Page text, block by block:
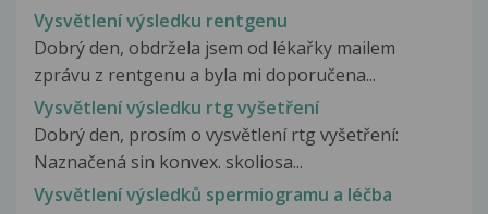
Vysvětlení výsledku rentgenu
Dobrý den, obdržela jsem od lékařky mailem
zprávu z rentgenu a byla mi doporučena...
Vysvětlení výsledku rtg vyšetření
Dobrý den, prosím o vysvětlení rtg vyšetření:
Naznačená sin konvex. skoliosa...
Vysvětlení výsledků spermiogramu a léčba